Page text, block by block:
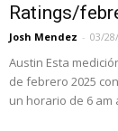
Ratings/
Josh Mendez - 03/
Austin Esta
de febrero 2025
un horario de 6 am